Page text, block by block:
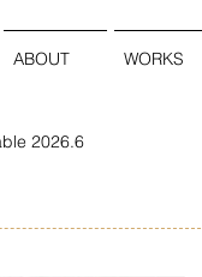
ABOUT WORKS
2026.6